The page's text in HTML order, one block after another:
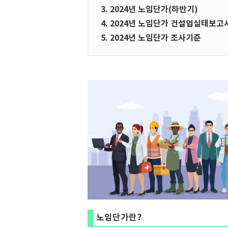
3. 2024년 노임단가(하반기)
4. 2024년 노임단가 건설업실태보고
5. 2024년 노임단가 조사기준
노임단가란?